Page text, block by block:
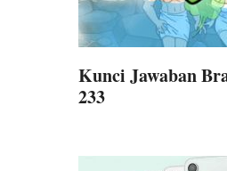
Kunci Jawaban
233